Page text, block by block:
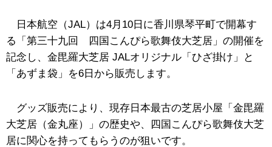
日本航空（JAL）は4月10日に香川県琴平町で開幕す
る「第三十九回 四国こんぴら歌舞伎大芝居」の開催を
記念し、金毘羅大芝居 JALオリジナル「ひざ掛け」と
「あずま袋」を6日から販売します。
グッズ販売により、現存日本最古の芝居小屋「金毘羅
大芝居（金丸座）」の歴史や、四国こんぴら歌舞伎大芝
居に関心を持ってもらうのが狙いです。